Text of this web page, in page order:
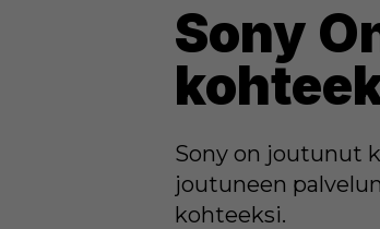
Sony
Sony on joutunut
joutuneen
kohteeksi.